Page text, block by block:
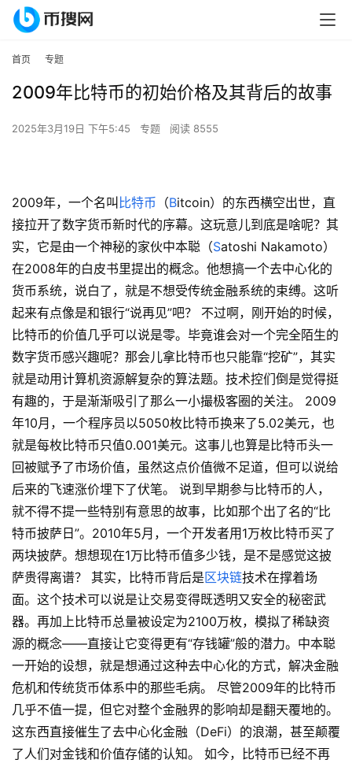
首页 专题
2009年比特币的初始价格及其背后的故事
2025年3月19日 下午5:45 专题 阅读 8555
2009年，一个名叫 比特币 （Bitcoin）的东西横空出世，直
接拉开了数字货币新时代的序幕。这玩意儿到底是啥呢？其
实，它是由一个神秘的家伙中本聪（Satoshi Nakamoto）
在2008年的白皮书里提出的概念。他想搞一个去中心化的
货币系统，说白了，就是不想受传统金融系统的束缚。这听
起来有点像是和银行“说再见”吧？ 不过啊，刚开始的时候，
比特币的价值几乎可以说是零。毕竟谁会对一个完全陌生的
数字货币感兴趣呢？那会儿拿比特币也只能靠“挖矿”，其实
就是动用计算机资源解复杂的算法题。技术控们倒是觉得挺
有趣的，于是渐渐吸引了那么一小撮极客圈的关注。 2009
年10月，一个程序员以5050枚比特币换来了5.02美元，也
就是每枚比特币只值0.001美元。这事儿也算是比特币头一
回被赋予了市场价值，虽然这点价值微不足道，但可以说给
后来的飞速涨价埋下了伏笔。 说到早期参与比特币的人，
就不得不提一些特别有意思的故事，比如那个出了名的“比
特币披萨日”。2010年5月，一个开发者用1万枚比特币买了
两块披萨。想想现在1万比特币值多少钱，是不是感觉这披
萨贵得离谱？ 其实，比特币背后是区块链技术在撑着场
面。这个技术可以说是让交易变得既透明又安全的秘密武
器。再加上比特币总量被设定为2100万枚，模拟了稀缺资
源的概念——直接让它变得更有“存钱罐”般的潜力。中本聪
一开始的设想，就是想通过这种去中心化的方式，解决金融
危机和传统货币体系中的那些毛病。 尽管2009年的比特币
几乎不值一提，但它对整个金融界的影响却是翻天覆地的。
这东西直接催生了去中心化金融（DeFi）的浪潮，甚至颠覆
了人们对金钱和价值存储的认知。 如今，比特币已经不再